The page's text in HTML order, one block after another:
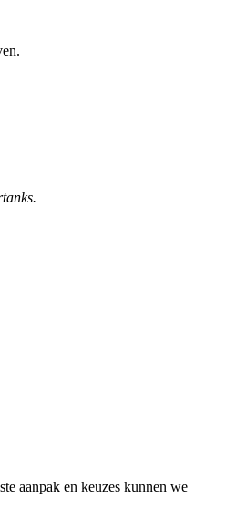
aanpak en keuzes kunnen we